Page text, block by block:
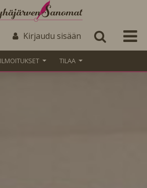
Kirjaudu sisään
ILMOITUKSET TILAA